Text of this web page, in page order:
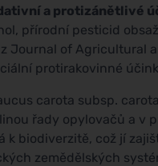
a protizánětlivé
přírodní pesticid
Journal of Agricultural
protirakovinné
carota subsp.
řady opylovačů a v
k biodiverzitě, což jí
zemědělských